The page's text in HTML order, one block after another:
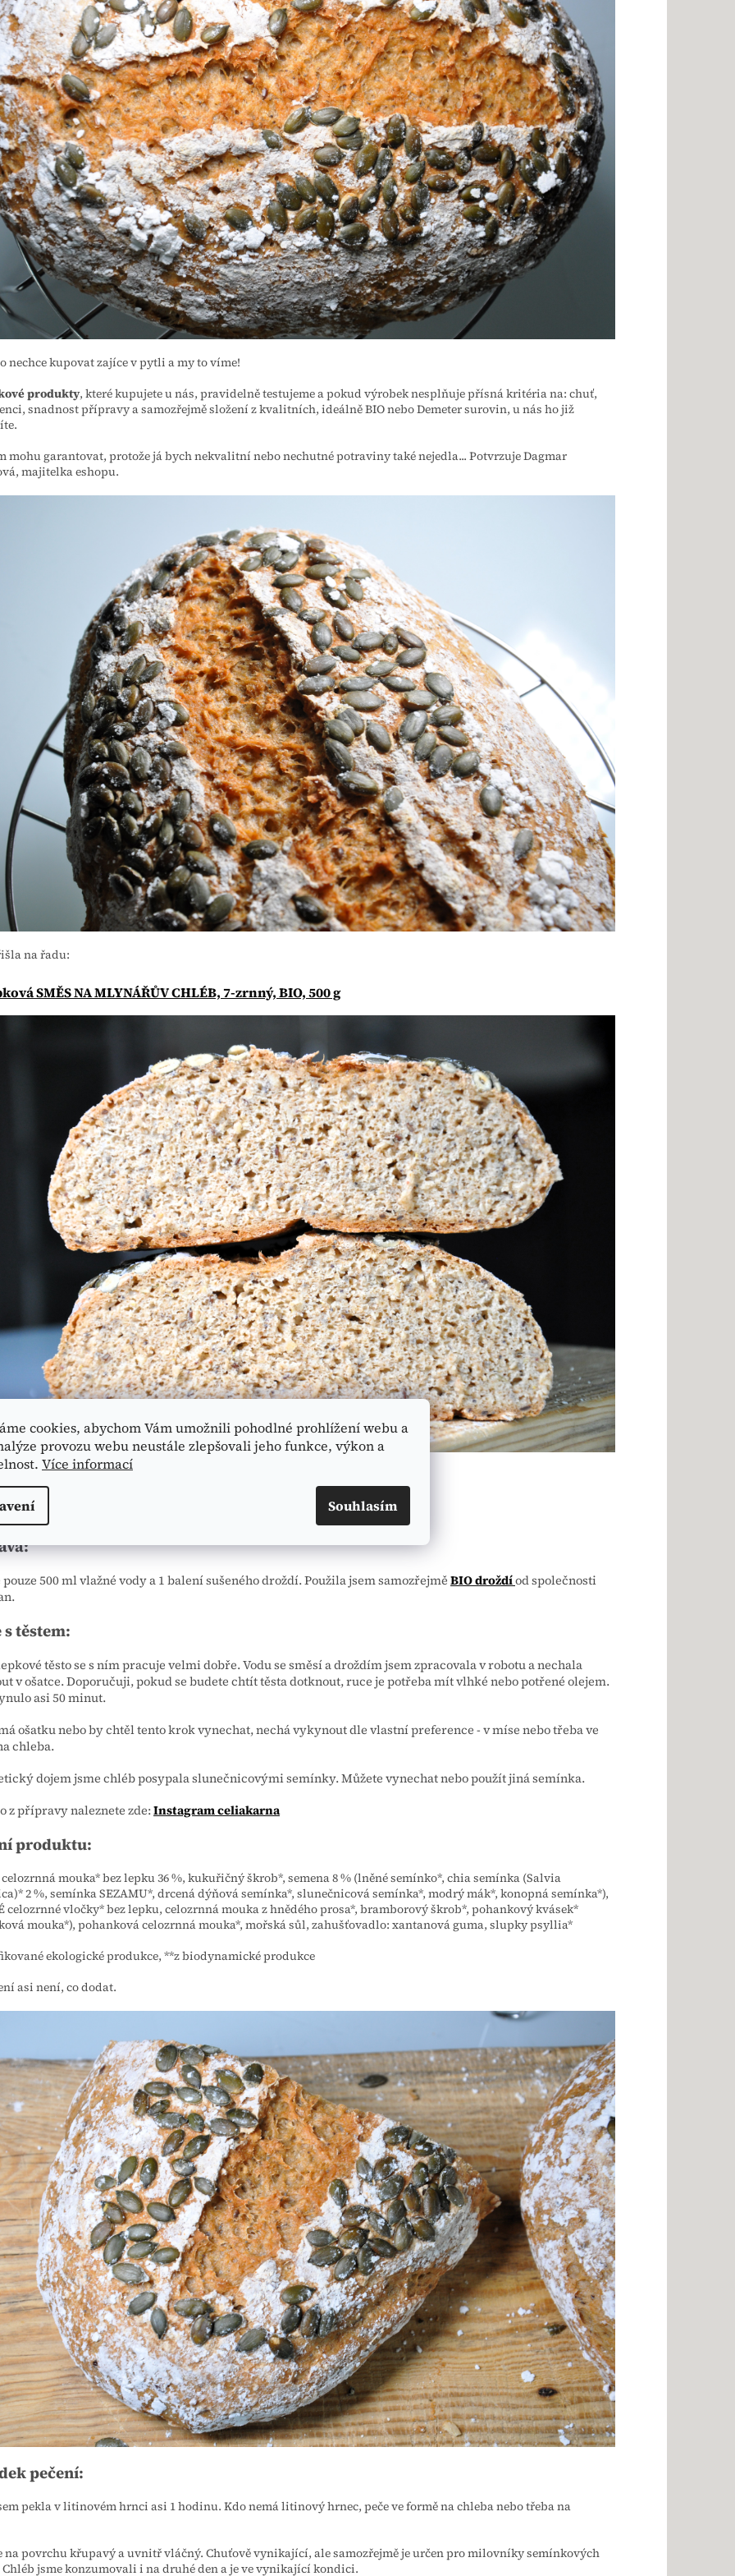
cookies, abychom Vám umožnili pohodlné prohlížení webu a
provozu webu neustále zlepšovali jeho funkce, výkon a
Více informací
Souhlasím
nechce kupovat zajíce v pytli a my to víme!
produkty, které kupujete u nás, pravidelně testujeme a pokud výrobek nesplňuje přísná kritéria na: chuť,
snadnost přípravy a samozřejmě složení z kvalitních, ideálně BIO nebo Demeter surovin, u nás ho již
mohu garantovat, protože já bych nekvalitní nebo nechutné potraviny také nejedla... Potvrzuje Dagmar
majitelka eshopu.
na řadu:
SMĚS NA MLYNÁŘŮV CHLÉB, 7-zrnný, BIO, 500 g
dopadlo?
sami.
500 ml vlažné vody a 1 balení sušeného droždí. Použila jsem samozřejmě BIO droždíod společnosti
s těstem:
těsto se s ním pracuje velmi dobře. Vodu se směsí a droždím jsem zpracovala v robotu a nechala
v ošatce. Doporučuji, pokud se budete chtít těsta dotknout, ruce je potřeba mít vlhké nebo potřené olejem.
asi 50 minut.
ošatku nebo by chtěl tento krok vynechat, nechá vykynout dle vlastní preference - v míse nebo třeba ve
chleba.
dojem jsme chléb posypala slunečnicovými semínky. Můžete vynechat nebo použít jiná semínka.
z přípravy naleznete zde:Instagram celiakarna
produktu:
celozrnná mouka* bez lepku 36 %, kukuřičný škrob*, semena 8 % (lněné semínko*, chia semínka (Salvia
2 %, semínka SEZAMU*, drcená dýňová semínka*, slunečnicová semínka*, modrý mák*, konopná semínka*),
celozrnné vločky* bez lepku, celozrnná mouka z hnědého prosa*, bramborový škrob*, pohankový kvásek*
mouka*), pohanková celozrnná mouka*, mořská sůl, zahušťovadlo: xantanová guma, slupky psyllia*
ekologické produkce, **z biodynamické produkce
asi není, co dodat.
pečení:
pekla v litinovém hrnci asi 1 hodinu. Kdo nemá litinový hrnec, peče ve formě na chleba nebo třeba na
na povrchu křupavý a uvnitř vláčný. Chuťově vynikající, ale samozřejmě je určen pro milovníky semínkových
jsme konzumovali i na druhé den a je ve vynikající kondici.